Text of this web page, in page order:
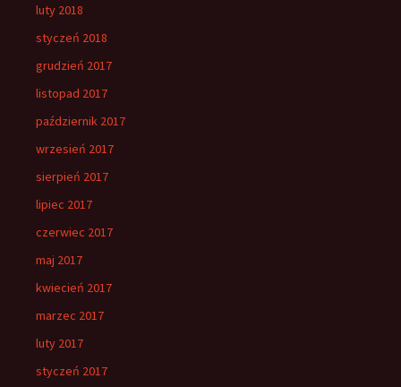
luty 2018
styczeń 2018
grudzień 2017
listopad 2017
październik 2017
wrzesień 2017
sierpień 2017
lipiec 2017
czerwiec 2017
maj 2017
kwiecień 2017
marzec 2017
luty 2017
styczeń 2017